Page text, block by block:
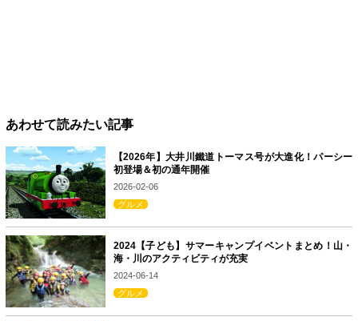
あわせて読みたい記事
【2026年】大井川鐵道トーマス号が大進化！パーシー
初登場＆初の通年開催
2026-02-06
グルメ
2024【子ども】サマーキャンプイベントまとめ！山・
海・川のアクティビティが充実
2024-06-14
グルメ